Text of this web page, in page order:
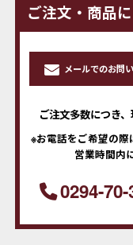
ご注文・商品
メールでのお問
ご注文多数につき
※お電話をご希望の
営業時間内
0294-